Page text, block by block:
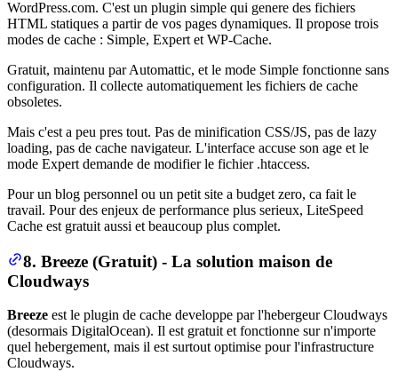
WordPress.com. C'est un plugin simple qui genere des fichiers
HTML statiques a partir de vos pages dynamiques. Il propose trois
modes de cache : Simple, Expert et WP-Cache.
Gratuit, maintenu par Automattic, et le mode Simple fonctionne sans
configuration. Il collecte automatiquement les fichiers de cache
obsoletes.
Mais c'est a peu pres tout. Pas de minification CSS/JS, pas de lazy
loading, pas de cache navigateur. L'interface accuse son age et le
mode Expert demande de modifier le fichier .htaccess.
Pour un blog personnel ou un petit site a budget zero, ca fait le
travail. Pour des enjeux de performance plus serieux, LiteSpeed
Cache est gratuit aussi et beaucoup plus complet.
8. Breeze (Gratuit) - La solution maison de
Cloudways
Breeze est le plugin de cache developpe par l'hebergeur Cloudways
(desormais DigitalOcean). Il est gratuit et fonctionne sur n'importe
quel hebergement, mais il est surtout optimise pour l'infrastructure
Cloudways.